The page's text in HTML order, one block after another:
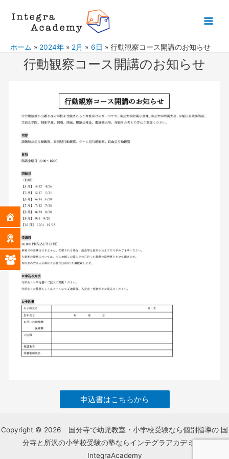
ホーム 2024年 2月 6日 行動観察コース開講のお知らせ
行動観察コース開講のお知らせ
申込書はこちらから
Copyright © 2026 国分寺で幼児教室・小学校受験なら個別指導の 国
分寺と所沢の小学校受験の塾ならインテグラアカデミー -
IntegraAcademy